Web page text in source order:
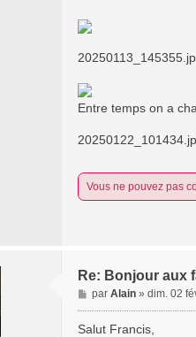
Entre temps on a
Vous ne pouvez pas
Re: Bonjour aux
M
e
s
par Alain» dim. 02
Salut Francis,